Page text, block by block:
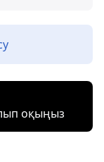
оқыңыз